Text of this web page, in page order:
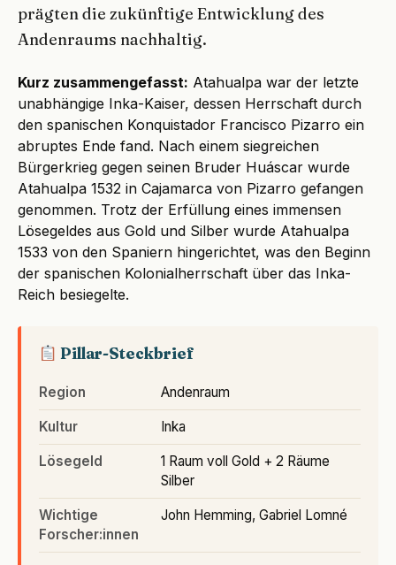
prägten die zukünftige Entwicklung des
Andenraums nachhaltig.
Kurz zusammengefasst: Atahualpa war der letzte
unabhängige Inka-Kaiser, dessen Herrschaft durch
den spanischen Konquistador Francisco Pizarro ein
abruptes Ende fand. Nach einem siegreichen
Bürgerkrieg gegen seinen Bruder Huáscar wurde
Atahualpa 1532 in Cajamarca von Pizarro gefangen
genommen. Trotz der Erfüllung eines immensen
Lösegeldes aus Gold und Silber wurde Atahualpa
1533 von den Spaniern hingerichtet, was den Beginn
der spanischen Kolonialherrschaft über das Inka-
Reich besiegelte.
Pillar-Steckbrief
Region Andenraum
Kultur Inka
Lösegeld
1 Raum voll Gold + 2 Räume
Silber
Wichtige
Forscher:innen
John Hemming, Gabriel Lomné